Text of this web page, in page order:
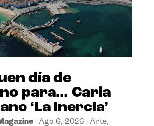
día de
para… Carla
‘La inercia’
| Ago 6, 2026 Arte,